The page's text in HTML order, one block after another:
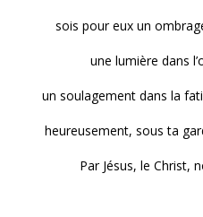
sois pour eux un
une lumière dans
un soulagement dans la
heureusement, sous ta
Par Jésus, le Christ,